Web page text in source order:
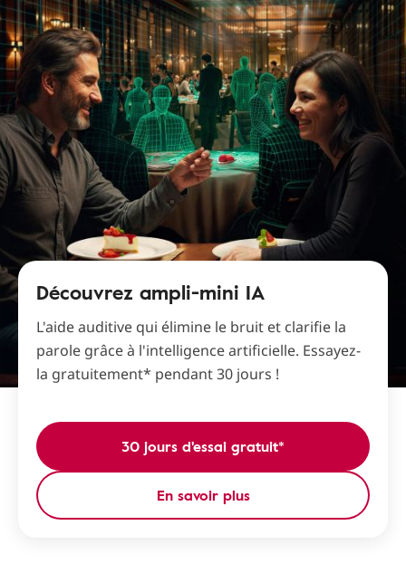
Découvrez ampli-mini IA
L'aide auditive qui élimine le bruit et clarifie la
parole grâce à l'intelligence artificielle. Essayez-
la gratuitement* pendant 30 jours !
30 jours d'essai gratuit*
En savoir plus